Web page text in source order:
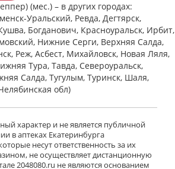
(мес.) – в других городах:
Уральский, Ревда, Дегтярск,
Богданович, Красноуральск, Ирбит,
Нижние Cерги, Верхняя Салда,
Реж, Асбест, Михайловск, Новая Ляля,
Тура, Тавда, Североуральск,
Салда, Тугулым, Туринск, Шаля,
обл)
характер и не является публичной
в аптеках Екатеринбурга
несут ответственность за их
не осуществляет дистанционную
2048080.ru не являются основанием